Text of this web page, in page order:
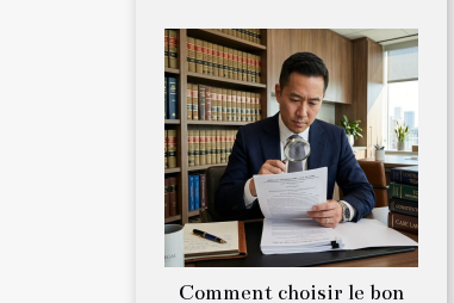
Comment choisir le bon